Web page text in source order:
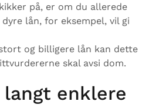
på, er om du allerede
lån, for eksempel, vil gi
og billigere lån kan dette
skal avsi dom.
langt enklere